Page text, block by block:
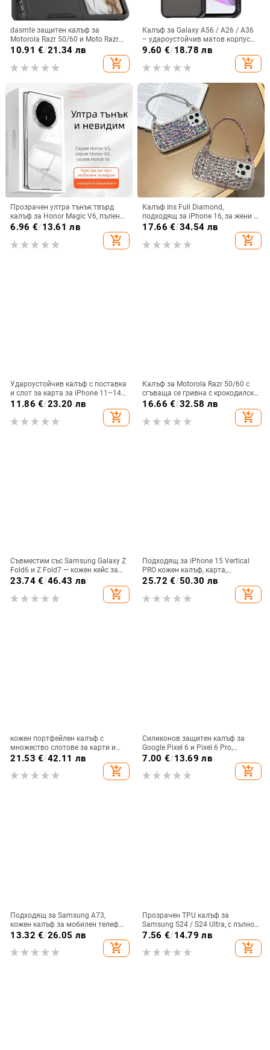
dasmte защитен калъф за
Motorola Razr 50/60 и Moto Razr
2024 с сгъваем дисплей
10.91 €/21.34 лв
add_shopping_cart
Калъф за Galaxy A56 / A26 / A36
– удароустойчив матов корпус
от PC+TPU с текстура на кожа
9.60 €/18.78 лв
add_shopping_cart
Прозрачен ултра тънък твърд
калъф за Honor Magic V6, пълен
обхват, защита от падане, за
сгъваем дисплей, с огледална
повърхност
6.96 €/13.61 лв
add_shopping_cart
Калъф Ins Full Diamond,
подходящ за iPhone 16, за жени с
14-инчова личност, огледална
рамка с 13 големи отвора и
електролитно покритие, с
17.66 €/34.54 лв
add_shopping_cart
Удароустойчив калъф с поставка
и слот за карта за iPhone 11–14
Pro Max, изкуствена кожа,
11.86 €/23.20 лв
add_shopping_cart
Калъф за Motorola Razr 50/60 с
сгъваща се гривна с крокодилски
релеф
16.66 €/32.58 лв
add_shopping_cart
Съвместим със Samsung Galaxy Z
Fold6 и Z Fold7 — кожен кейс за
телефон с слот за стилус,
сгъваем дизайн, елегантен стил, с
каишка за китката, за дами
23.74€/46.43 лв
add_shopping_cart
Подходящ за iPhone 15 Vertical
PRO кожен калъф, карта,
оксфордски плат, найлонов плат,
мобилен телефон
25.72 €/50.30 лв
add_shopping_cart
кожен портфейлен калъф с
множество слотове за карти и
цип за iPhone 11–17 Pro Max, XR,
21.53 €/42.11 лв
add_shopping_cart
Силиконов защитен калъф за
Google Pixel 6 и Pixel 6 Pro,
съвместим с Pixel 7a, пълна
7.00 €/13.69 лв
add_shopping_cart
Подходящ за Samsung A73,
кожен калъф за мобилен телефон
A36/A16, калъф за мобилен
телефон A26/A56, флип калъф,
защитен калъф, невидима скоба.
13.32 €/26.05 лв
add_shopping_cart
Прозрачен TPU калъф за
Samsung S24 / S24 Ultra, с пълно
покритие и защита на камерата
7.56 €/14.79 лв
add_shopping_cart